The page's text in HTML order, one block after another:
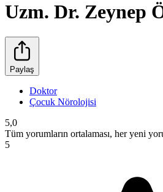
Uzm. Dr. Zeynep
Paylaş
Doktor
Çocuk Nörolojisi
5,0
Tüm yorumların ortalaması, her yeni
5